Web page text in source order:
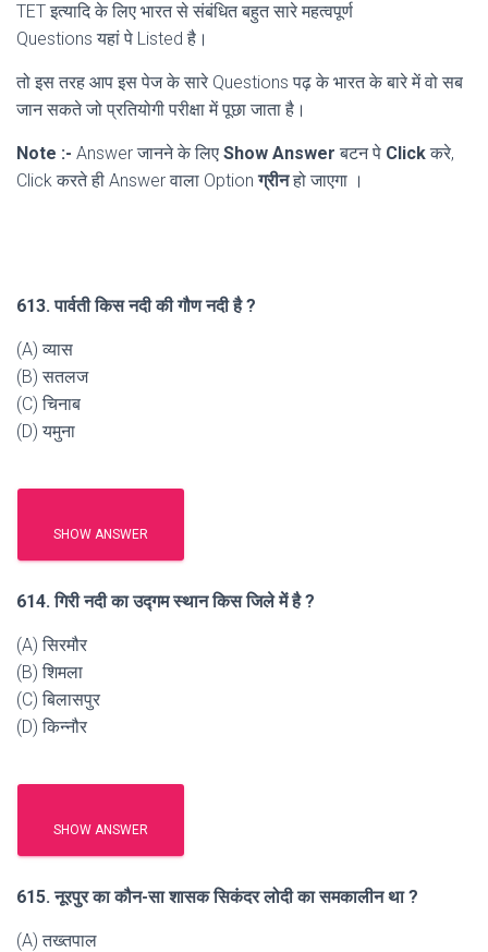
TET इत्यादि के लिए भारत से संबंधित बहुत सारे महत्वपूर्ण
Questions यहां पे Listed है।
तो इस तरह आप इस पेज के सारे Questions पढ़ के भारत के बारे में वो सब
जान सकते जो प्रतियोगी परीक्षा में पूछा जाता है।
Note :- Answer जानने के लिए Show Answer बटन पे Clickकरे,
Click करते ही Answer वाला Optionग्रीनहो जाएगा ।
613. पार्वती किस नदी की गौण नदी है ?
(A) व्यास
(B) सतलज
(C) चिनाब
(D) यमुना
SHOW ANSWER
614. गिरी नदी का उद्गम स्थान किस जिले में है ?
(A) सिरमौर
(B) शिमला
(C) बिलासपुर
(D) किन्नौर
SHOW ANSWER
615. नूरपुर का कौन-सा शासक सिकंदर लोदी का समकालीन था ?
(A) तख्तपाल